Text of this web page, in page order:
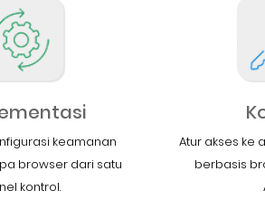
keamanan
browser dari satu
kontrol.
Atur akses ke
berbasis